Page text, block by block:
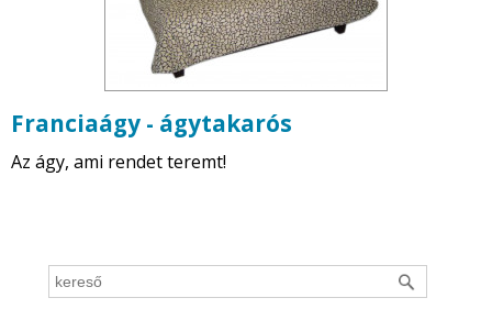
Franciaágy - ágytakarós
Az ágy, ami rendet teremt!